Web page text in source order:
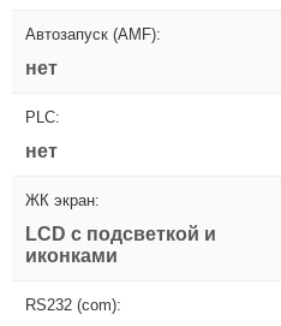
Автозапуск (AMF):
нет
PLC:
нет
ЖК экран:
LCD с подсветкой и
иконками
RS232 (com):